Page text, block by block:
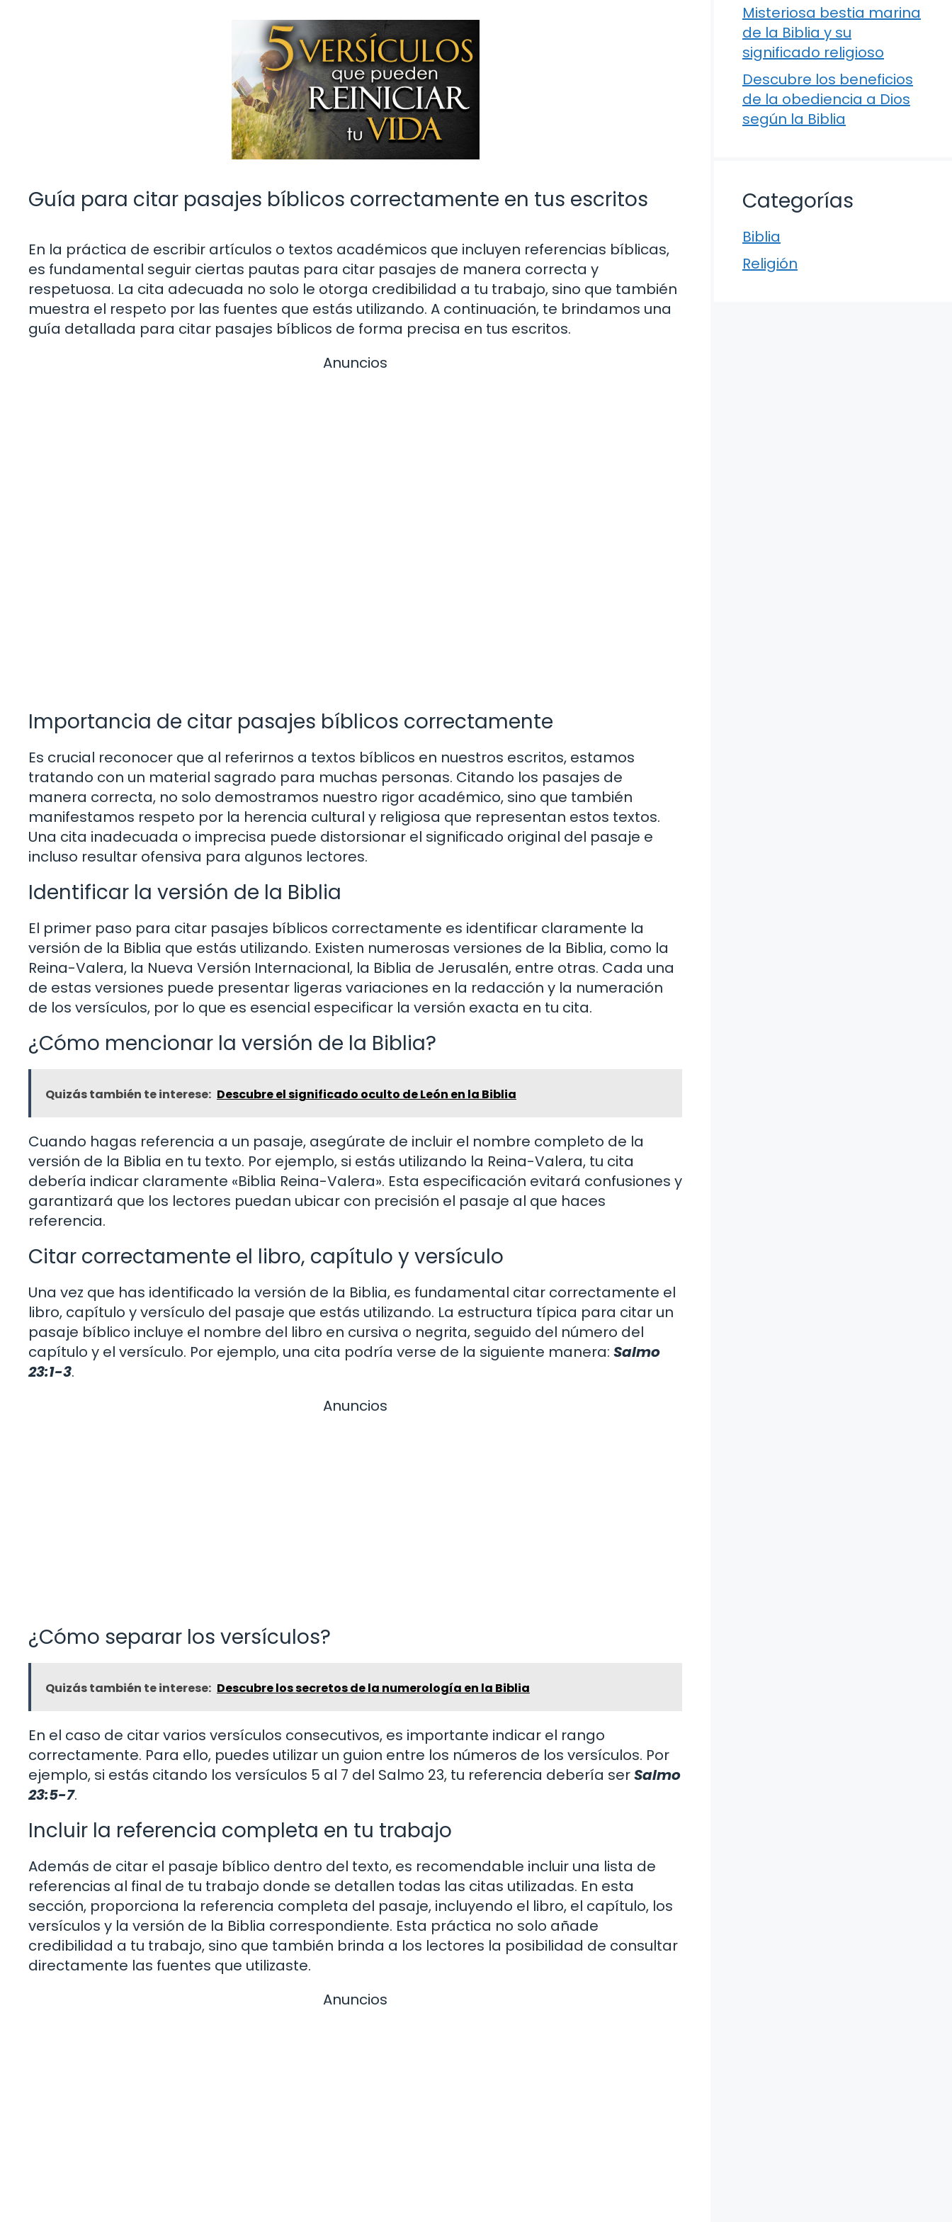
Guía para citar pasajes bíblicos correctamente en tus escritos
En la práctica de escribir artículos o textos académicos que incluyen referencias bíblicas,
es fundamental seguir ciertas pautas para citar pasajes de manera correcta y
respetuosa. La cita adecuada no solo le otorga credibilidad a tu trabajo, sino que también
muestra el respeto por las fuentes que estás utilizando. A continuación, te brindamos una
guía detallada para citar pasajes bíblicos de forma precisa en tus escritos.
Anuncios
Importancia de citar pasajes bíblicos correctamente
Es crucial reconocer que al referirnos a textos bíblicos en nuestros escritos, estamos
tratando con un material sagrado para muchas personas. Citando los pasajes de
manera correcta, no solo demostramos nuestro rigor académico, sino que también
manifestamos respeto por la herencia cultural y religiosa que representan estos textos.
Una cita inadecuada o imprecisa puede distorsionar el significado original del pasaje e
incluso resultar ofensiva para algunos lectores.
Identificar la versión de la Biblia
El primer paso para citar pasajes bíblicos correctamente es identificar claramente la
versión de la Biblia que estás utilizando. Existen numerosas versiones de la Biblia, como la
Reina-Valera, la Nueva Versión Internacional, la Biblia de Jerusalén, entre otras. Cada una
de estas versiones puede presentar ligeras variaciones en la redacción y la numeración
de los versículos, por lo que es esencial especificar la versión exacta en tu cita.
¿Cómo mencionar la versión de la Biblia?
Quizás también te interese: Descubre el significado oculto de León en la Biblia
Cuando hagas referencia a un pasaje, asegúrate de incluir el nombre completo de la
versión de la Biblia en tu texto. Por ejemplo, si estás utilizando la Reina-Valera, tu cita
debería indicar claramente «Biblia Reina-Valera». Esta especificación evitará confusiones y
garantizará que los lectores puedan ubicar con precisión el pasaje al que haces
referencia.
Citar correctamente el libro, capítulo y versículo
Una vez que has identificado la versión de la Biblia, es fundamental citar correctamente el
libro, capítulo y versículo del pasaje que estás utilizando. La estructura típica para citar un
pasaje bíblico incluye el nombre del libro en cursiva o negrita, seguido del número del
capítulo y el versículo. Por ejemplo, una cita podría verse de la siguiente manera: Salmo
23:1-3.
Anuncios
¿Cómo separar los versículos?
Quizás también te interese: Descubre los secretos de la numerología en la Biblia
En el caso de citar varios versículos consecutivos, es importante indicar el rango
correctamente. Para ello, puedes utilizar un guion entre los números de los versículos. Por
ejemplo, si estás citando los versículos 5 al 7 del Salmo 23, tu referencia debería serSalmo
23:5-7.
Incluir la referencia completa en tu trabajo
Además de citar el pasaje bíblico dentro del texto, es recomendable incluir una lista de
referencias al final de tu trabajo donde se detallen todas las citas utilizadas. En esta
sección, proporciona la referencia completa del pasaje, incluyendo el libro, el capítulo, los
versículos y la versión de la Biblia correspondiente. Esta práctica no solo añade
credibilidad a tu trabajo, sino que también brinda a los lectores la posibilidad de consultar
directamente las fuentes que utilizaste.
Anuncios
Misteriosa bestia marina
de la Biblia y su
significado religioso
Descubre los beneficios
de la obediencia a Dios
según la Biblia
Categorías
Biblia
Religión